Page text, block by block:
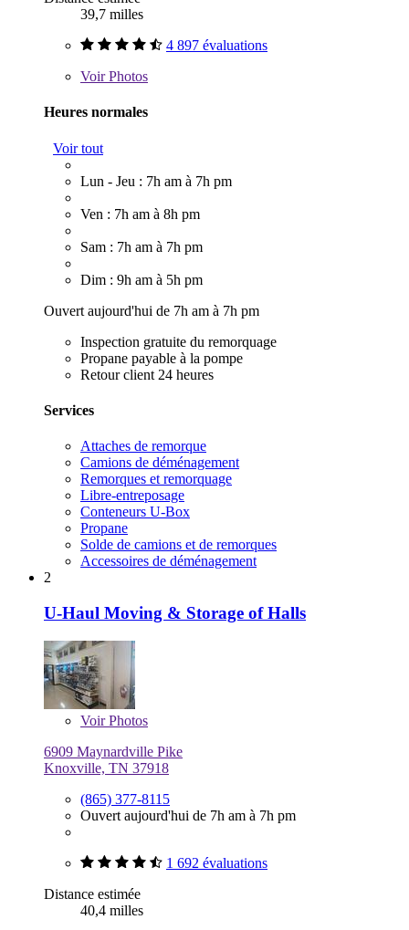
39,7 milles
4 897 évaluations
VoirPhotos
Heures normales
Voir tout
Lun - Jeu : 7h am à 7h pm
Ven : 7h am à 8h pm
Sam : 7h am à 7h pm
Dim : 9h am à 5h pm
Ouvert aujourd'hui de 7h am à 7h pm
Inspection gratuite du remorquage
Propane payable à la pompe
Retour client 24 heures
Services
Attaches de remorque
Camions de déménagement
Remorques et remorquage
Libre-entreposage
Conteneurs U-Box
Propane
Solde de camions et de remorques
Accessoires de déménagement
2
U-Haul Moving & Storage of Halls
VoirPhotos
6909 Maynardville Pike
Knoxville, TN 37918
(865) 377-8115
Ouvert aujourd'hui de 7h am à 7h pm
1 692 évaluations
Distance estimée
40,4 milles